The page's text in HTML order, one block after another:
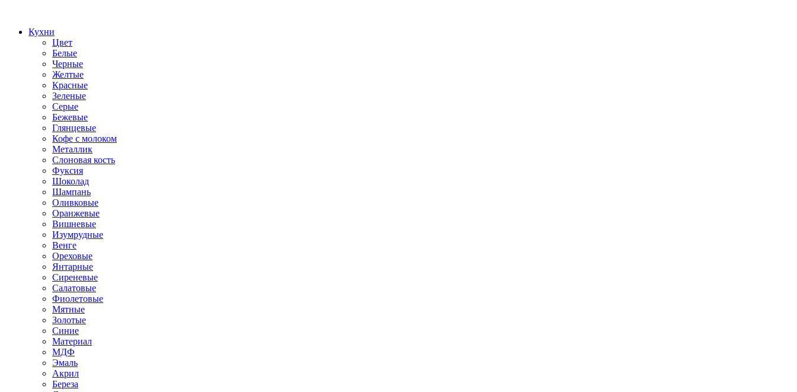
Кухни
Цвет
Белые
Черные
Желтые
Красные
Зеленые
Серые
Бежевые
Глянцевые
Кофе с молоком
Металлик
Слоновая кость
Фуксия
Шоколад
Шампань
Оливковые
Оранжевые
Вишневые
Изумрудные
Венге
Ореховые
Янтарные
Сиреневые
Салатовые
Фиолетовые
Мятные
Золотые
Синие
Материал
МДФ
Эмаль
Акрил
Береза